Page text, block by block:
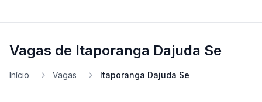
Vagas de Itaporanga Dajuda Se
Início Vagas Itaporanga Dajuda Se